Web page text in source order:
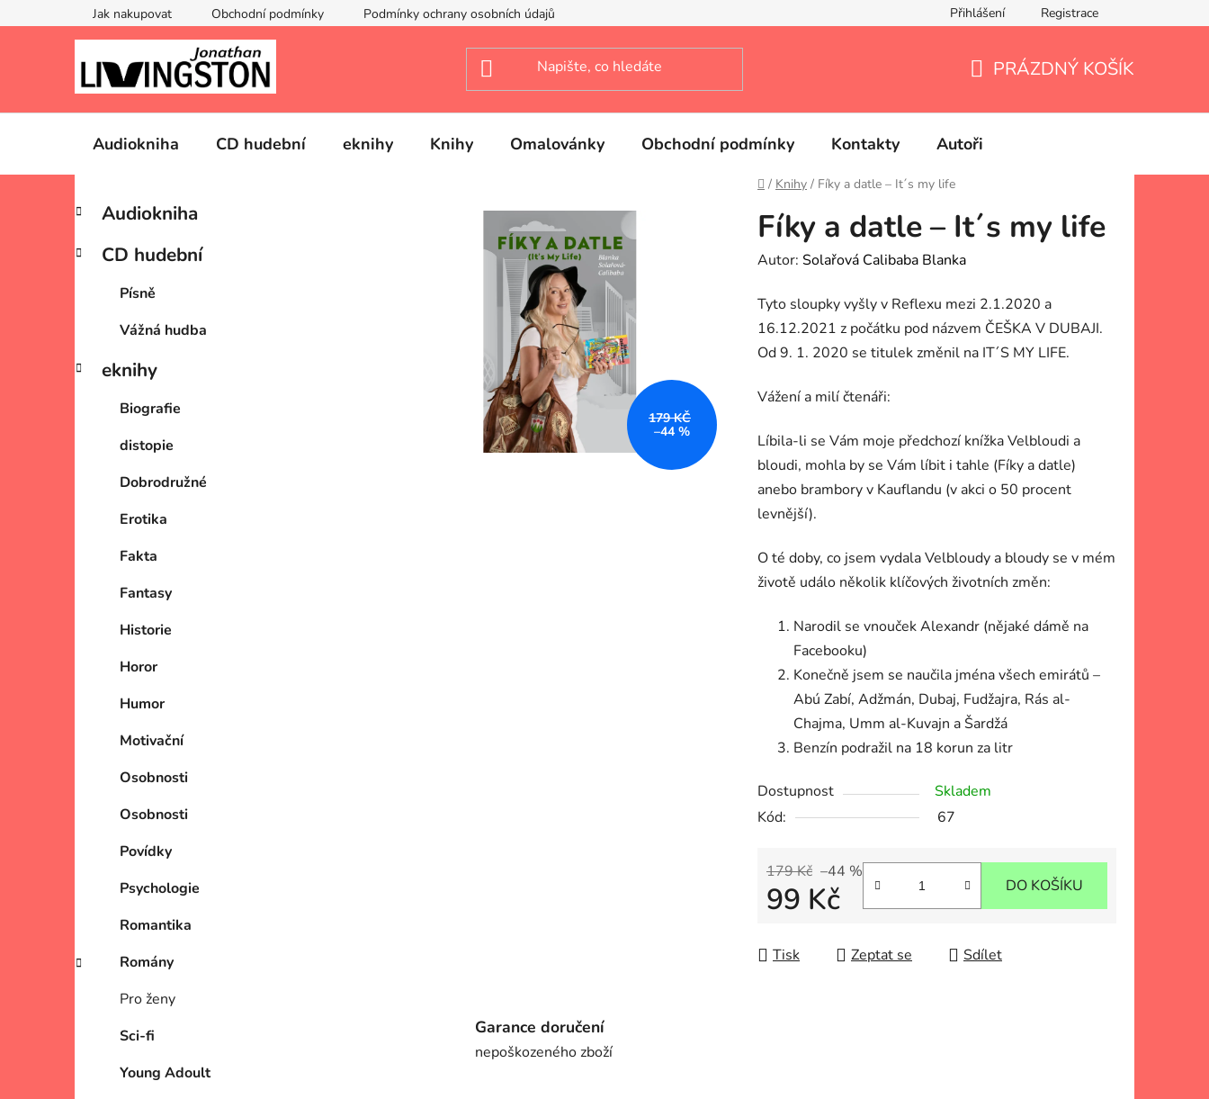
na
Jak nakupovat Obchodní podmínky Podmínky ochrany osobních údajů Přihlášení Registrace
KOŠÍK
PRÁZDNÝ KOŠÍK
Audiokniha CD hudební eknihy Knihy Omalovánky Obchodní podmínky Kontakty Autoři
Domů
/ Knihy / Fíky a datle – It´s my life
P
s
n
Přeskočit
kategorie
K
a
e
e
Audiokniha
CD hudební
Písně
Vážná hudba
eknihy
Biografie
distopie
Dobrodružné
Erotika
Fakta
Fantasy
Historie
Horor
Humor
Motivační
Osobnosti
Osobnosti
Povídky
Psychologie
Romantika
Romány
Pro ženy
Sci-fi
Young Adoult
Fíky a datle – It´s my life
Autor: Solařová Calibaba Blanka
Tyto sloupky vyšly v Reflexu mezi 2.1.2020 a
16.12.2021 z počátku pod názvem ČEŠKA V DUBAJI.
Od 9. 1. 2020 se titulek změnil na IT´S MY LIFE.
Vážení a milí čtenáři:
Líbila-li se Vám moje předchozí knížka Velbloudi a
bloudi, mohla by se Vám líbit i tahle (Fíky a datle)
anebo brambory v Kauflandu (v akci o 50 procent
levnější).
O té doby, co jsem vydala Velbloudy a bloudy se v mém
životě událo několik klíčových životních změn:
Narodil se vnouček Alexandr (nějaké dámě na
Facebooku)
Konečně jsem se naučila jména všech emirátů –
Abú Zabí, Adžmán, Dubaj, Fudžajra, Rás al-
Chajma, Umm al-Kuvajn a Šardžá
Benzín podražil na 18 korun za litr
Dostupnost
Skladem
Kód:
67
179 Kč –44 %
99 Kč DO KOŠÍKU
Tisk Zeptat se Sdílet
179 KČ
–44 %
Garance doručení
nepoškozeného zboží